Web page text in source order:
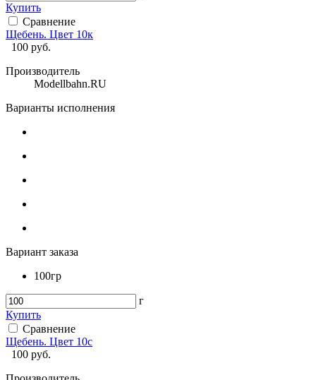
Купить
Сравнение
Щебень. Цвет 10к
100 руб.
Производитель
Modellbahn.RU
Варианты исполнения
Вариант заказа
100гр
г
Купить
Сравнение
Щебень. Цвет 10с
100 руб.